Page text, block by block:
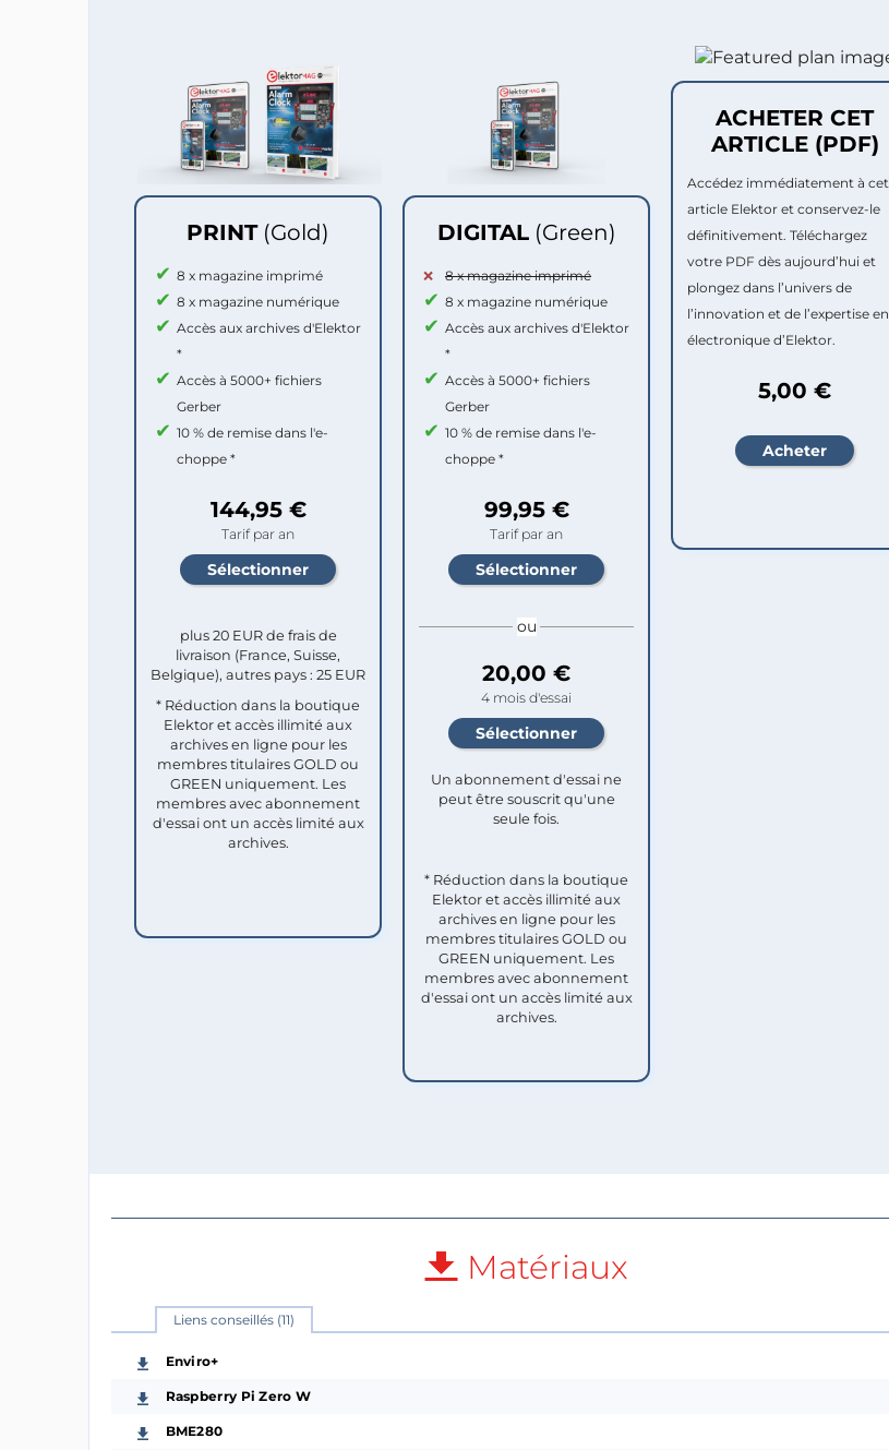
PRINT (Gold)
8 x magazine imprimé
8 x magazine numérique
Accès aux archives d'Elektor
*
Accès à 5000+ fichiers
Gerber
10 % de remise dans l'e-
choppe *
144,95 €
Tarif par an
plus 20 EUR de frais de
livraison (France, Suisse,
Belgique), autres pays : 25 EUR
* Réduction dans la boutique
Elektor et accès illimité aux
archives en ligne pour les
membres titulaires GOLD ou
GREEN uniquement. Les
membres avec abonnement
d'essai ont un accès limité aux
archives.
DIGITAL (Green)
8 x magazine imprimé
8 x magazine numérique
Accès aux archives d'Elektor
*
Accès à 5000+ fichiers
Gerber
10 % de remise dans l'e-
choppe *
99,95 €
Tarif par an
ou
20,00 €
4 mois d'essai
Un abonnement d'essai ne
peut être souscrit qu'une
seule fois.​
* Réduction dans la boutique
Elektor et accès illimité aux
archives en ligne pour les
membres titulaires GOLD ou
GREEN uniquement. Les
membres avec abonnement
d'essai ont un accès limité aux
archives.
ACHETER CET
ARTICLE (PDF)
Accédez immédiatement à cet
article Elektor et conservez-le
définitivement. Téléchargez
votre PDF dès aujourd’hui et
plongez dans l’univers de
l’innovation et de l’expertise en
électronique d’Elektor.
5,00 €
Matériaux
Liens conseillés (11)
Enviro+
Raspberry Pi Zero W
BME280